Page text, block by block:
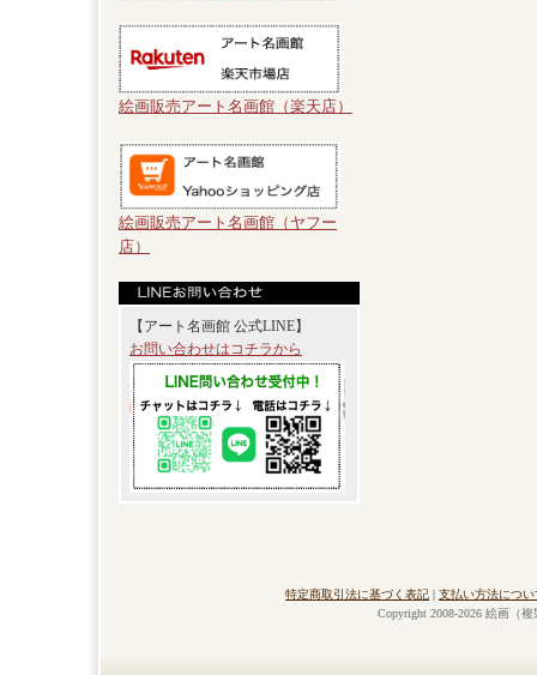
絵画販売アート名画館（楽天店）
絵画販売アート名画館（ヤフー
店）
【アート名画館 公式LINE】
お問い合わせはコチラから
特定商取引法に基づく表記 | 支払い方法につい
Copyright 2008-2026 絵画（